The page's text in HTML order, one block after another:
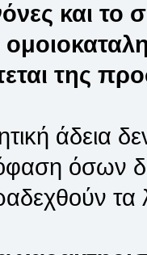
και το
της
άδεια
όσων
τα